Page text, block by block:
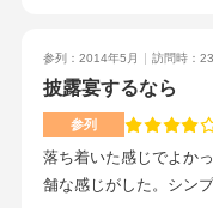
分がたくさんあるので
分たちで用意して節約
ゲストに評判がよかっ
が、送迎バスがあるの
用車でもとても便利で
にのってくれるし、と
参列：2014年5月 訪問時：
披露宴するなら
参列
落ち着いた感じでよか
舗な感じがした。シン